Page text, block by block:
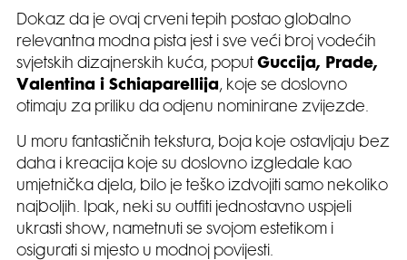
Dokaz da je ovaj crveni tepih postao globalno
relevantna modna pista jest i sve veći broj vodećih
svjetskih dizajnerskih kuća, poput Guccija, Prade,
Valentina i Schiaparellija, koje se doslovno
otimaju za priliku da odjenu nominirane zvijezde.
U moru fantastičnih tekstura, boja koje ostavljaju bez
daha i kreacija koje su doslovno izgledale kao
umjetnička djela, bilo je teško izdvojiti samo nekoliko
najboljih. Ipak, neki su outfiti jednostavno uspjeli
ukrasti show, nametnuti se svojom estetikom i
osigurati si mjesto u modnoj povijesti.